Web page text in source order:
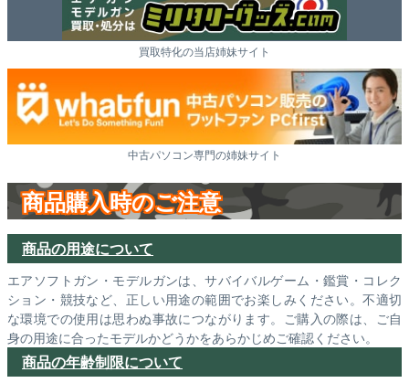
買取特化の当店姉妹サイト
中古パソコン専門の姉妹サイト
商品購入時のご注意
商品の用途について
エアソフトガン・モデルガンは、サバイバルゲーム・鑑賞・コレク
ション・競技など、正しい用途の範囲でお楽しみください。不適切
な環境での使用は思わぬ事故につながります。ご購入の際は、ご自
身の用途に合ったモデルかどうかをあらかじめご確認ください。
商品の年齢制限について